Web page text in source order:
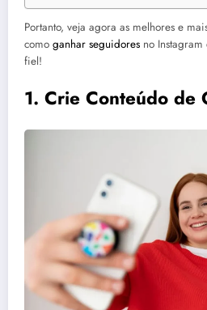
Portanto, veja agora as melhores e
como ganhar seguidores no
fiel!
1. Crie Conteúdo de